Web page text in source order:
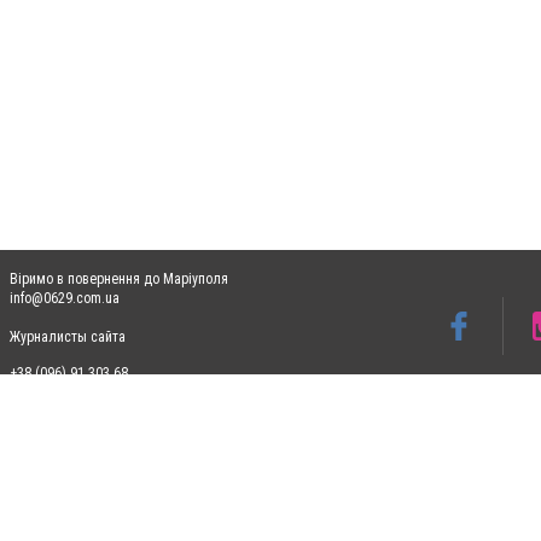
Віримо в повернення до Маріуполя
info@0629.com.ua
Журналисты сайта
+38 (096) 91 303 68